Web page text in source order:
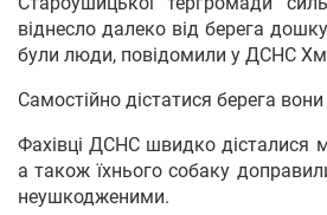
віднесло далеко від берега
були люди, повідомили у ДСНС
Самостійно дістатися берега
Фахівці ДСНС швидко дісталися
а також їхнього собаку
неушкодженими.